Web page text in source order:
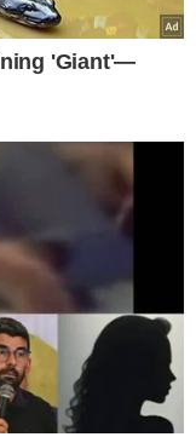
curso das
dos
pelas